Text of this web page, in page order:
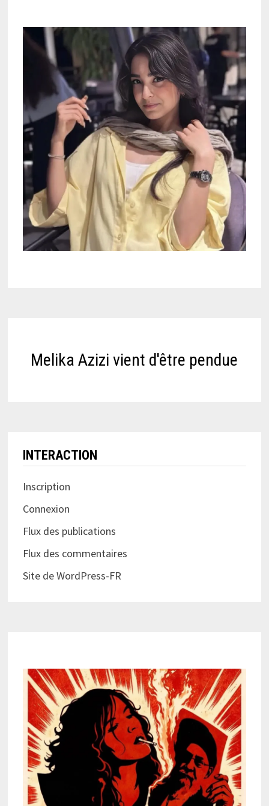
Melika Azizi vient d'être pendue
INTERACTION
Inscription
Connexion
Flux des publications
Flux des commentaires
Site de WordPress-FR